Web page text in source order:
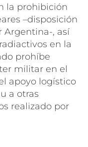
la prohibición
–disposición
Argentina-, así
en la
prohíbe
militar en el
apoyo logístico
a otras
realizado por